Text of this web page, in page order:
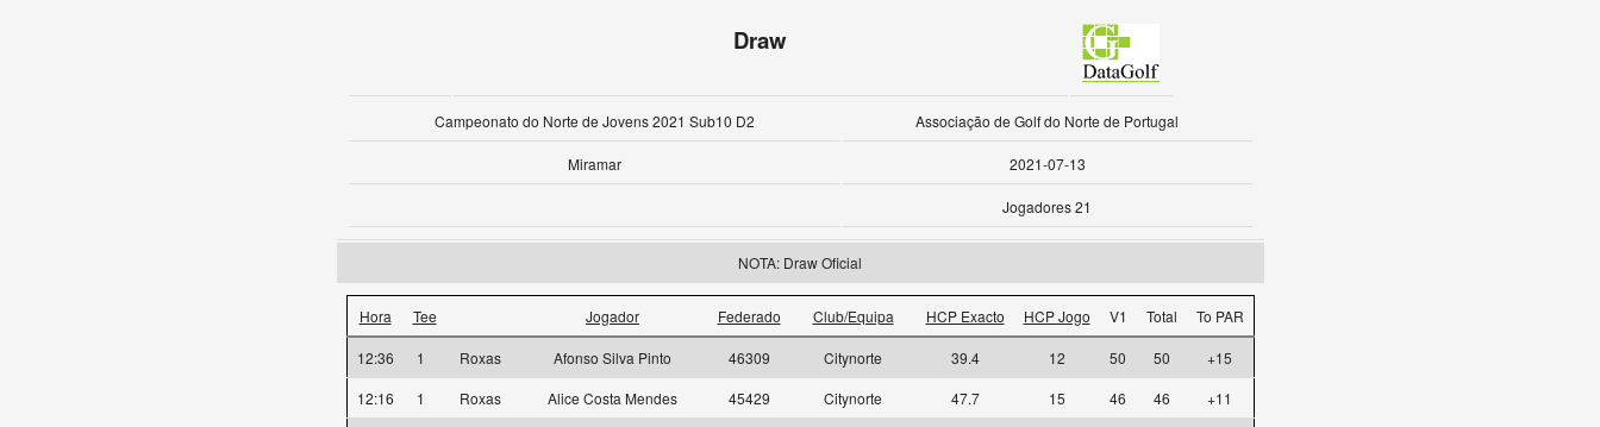
Draw
Campeonato do Norte de Jovens 2021 Sub10 D2 Associação de Golf do Norte de Portugal
Miramar 2021-07-13
Jogadores 21
NOTA: Draw Oficial
Hora Tee Jogador Federado Club/Equipa HCP Exacto HCP Jogo V1 Total To PAR
12:36 1 Roxas Afonso Silva Pinto 46309 Citynorte 39.4 12 50 50
+15
12:16
1 Roxas Alice Costa Mendes 45429 Citynorte 47.7 15 46 46
+11